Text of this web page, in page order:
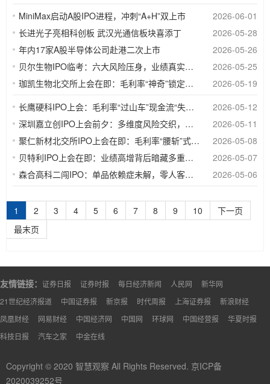
2026-06-01
MiniMax启动A股IPO进程，冲刺“A+H”双上市
2026-05-28
长进光子亮相科创板 武汉光通信板块喜添丁
2026-05-26
年内17家A股半导体公司赴港二次上市
2026-05-25
贝尔生物IPO临考：六大风险压身，业绩真实性成最大悬念
2026-05-19
珈凯生物北交所上会在即：毛利率“神奇”锁定、产能闲置近五成仍募资扩产
2026-05-12
长鹰硬科IPO上会：毛利率“过山车”现金流“失血”，44.83%的繁荣或为“昙花一现”
2026-05-11
深圳嘉立创IPO上会前夕：多维度风险交织，高增长背后暗藏隐忧
2026-05-08
聚仁新材北交所IPO上会在即：毛利率“腰斩”式下滑，4万吨扩产“豪赌”遭遇监管两轮拷问
2026-05-07
贝特利IPO上会在即：业绩高增背后暗藏多重隐忧，贵金属依赖与光伏寒冬成最大考验
2026-05-06
森合高科二闯IPO：单品依赖症未解，零人客户疑云仍存
1 2 3 4 5 6 7 8 9 10
下一页
最末页
友情链接： 证券日报 证券时报 每日经济新闻 人民网
新华网
21世纪经济报道
中国证券报 新京报 时代周报 上海证券报
新浪财经
凤凰财经
网易财经 中国经济网 中国网 环球网 中国经营报
华夏时报
科技日报
汽车之家 中金在线
Copyright © 2020 智慧观察 All Rights Reserved. 京ICP备
2020039252号